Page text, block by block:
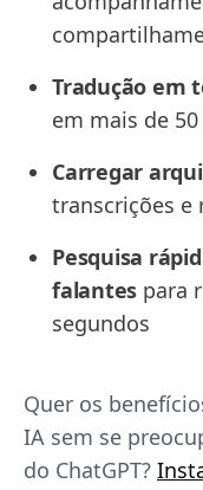
Tradução em
em mais de
Carregar
transcrições e
Pesquisa
falantes para
segundos
Quer os
IA sem se
do ChatGPT?